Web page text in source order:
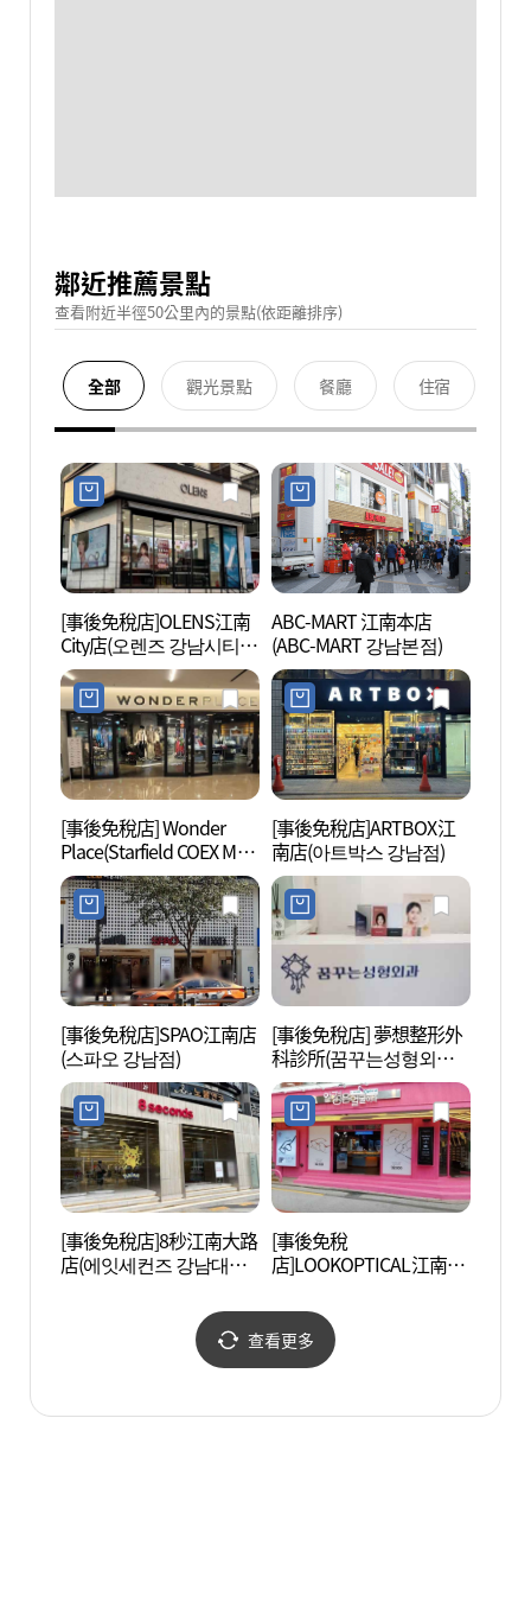
鄰近推薦景點
查看附近半徑50公里內的景點(依距離排序)
全部 觀光景點 餐廳 住宿
[事後免稅店]OLENS江南
City店(오렌즈 강남시티
점)
ABC-MART 江南本店
(ABC-MART 강남본점)
[事後免稅店] Wonder
Place(Starfield COEX Mall
店)(원더플레이스 스타필
드 코엑스몰점)
[事後免稅店]ARTBOX江
南店(아트박스 강남점)
[事後免稅店]SPAO江南店
(스파오 강남점)
[事後免稅店] 夢想整形外
科診所(꿈꾸는성형외과
의원)
[事後免稅店]8秒江南大路
店(에잇세컨즈 강남대로
[事後免稅
店]LOOKOPTICAL江南站
查看更多